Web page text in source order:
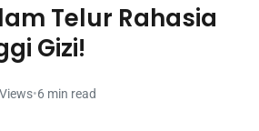
Telur Rahasia
Gizi!
Views•6 min read